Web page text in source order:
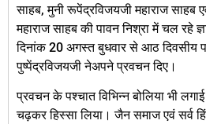
साहब, मुनी रूपेंद्रविजयजी महाराज साहब
महाराज साहब की पावन निश्रा में चल रहे
दिनांक 20 अगस्त बुधवार से आठ दिवसीय
पुष्पेंद्रविजयजी नेअपने प्रवचन दिए।
प्रवचन के पश्चात विभिन्न बोलिया भी
चढ़कर हिस्सा लिया। जैन समाज एवं सर्व